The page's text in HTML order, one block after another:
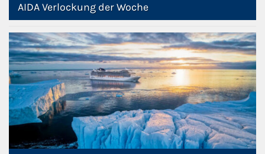
AIDA Verlockung der Woche